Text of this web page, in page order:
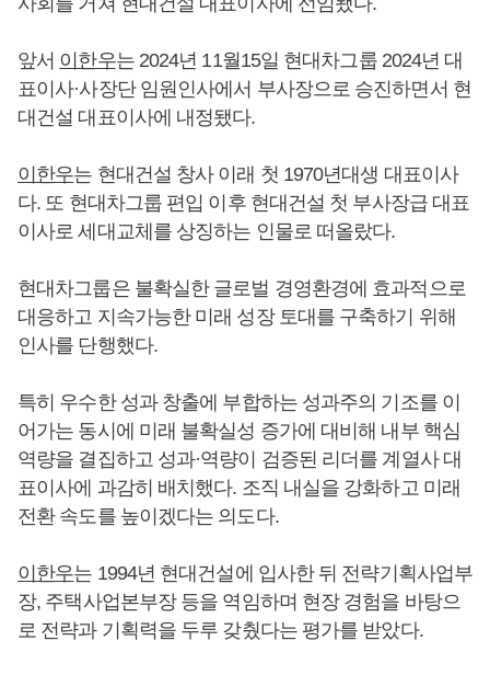
앞서 이한우는 2024년 11월15일 현대차그룹 2024년 대
표이사·사장단 임원인사에서 부사장으로 승진하면서 현
대건설 대표이사에 내정됐다.
이한우는 현대건설 창사 이래 첫 1970년대생 대표이사
다. 또 현대차그룹 편입 이후 현대건설 첫 부사장급 대표
이사로 세대교체를 상징하는 인물로 떠올랐다.
현대차그룹은 불확실한 글로벌 경영환경에 효과적으로
대응하고 지속가능한 미래 성장 토대를 구축하기 위해
인사를 단행했다.
특히 우수한 성과 창출에 부합하는 성과주의 기조를 이
어가는 동시에 미래 불확실성 증가에 대비해 내부 핵심
역량을 결집하고 성과·역량이 검증된 리더를 계열사 대
표이사에 과감히 배치했다. 조직 내실을 강화하고 미래
전환 속도를 높이겠다는 의도다.
이한우는 1994년 현대건설에 입사한 뒤 전략기획사업부
장, 주택사업본부장 등을 역임하며 현장 경험을 바탕으
로 전략과 기획력을 두루 갖췄다는 평가를 받았다.